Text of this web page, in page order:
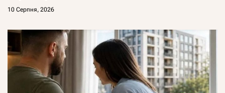
10 Серпня, 2026